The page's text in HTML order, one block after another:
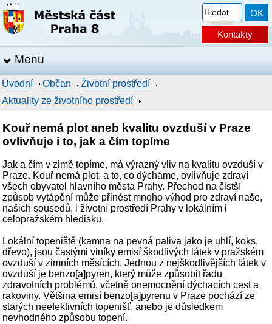
Kontakty
Menu
Úvodní Občan
Životní prostředí
Aktuality ze životního prostředí
Kouř nemá plot aneb kvalitu ovzduší v Praze
ovlivňuje i to, jak a čím topíme
Jak a čím v zimě topíme, má výrazný vliv na kvalitu ovzduší v
Praze. Kouř nemá plot, a to, co dýcháme, ovlivňuje zdraví
všech obyvatel hlavního města Prahy. Přechod na čistší
způsob vytápění může přinést mnoho výhod pro zdraví naše,
našich sousedů, i životní prostředí Prahy v lokálním i
celopražském hledisku.
Lokální topeniště (kamna na pevná paliva jako je uhlí, koks,
dřevo), jsou častými viníky emisí škodlivých látek v pražském
ovzduší v zimních měsících. Jednou z nejškodlivějších látek v
ovzduší je benzo[a]pyren, který může způsobit řadu
zdravotních problémů, včetně onemocnění dýchacích cest a
rakoviny. Většina emisí benzo[a]pyrenu v Praze pochází ze
starých neefektivních topenišť, anebo je důsledkem
nevhodného způsobu topení.